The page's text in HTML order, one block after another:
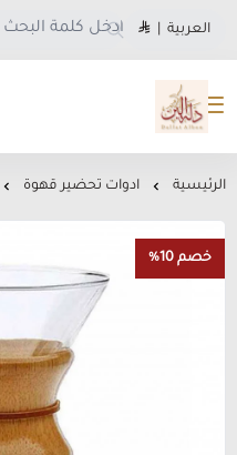
العربية
متجر دلة البن
الرئيسية ادوات تحضير قهوة
خصم 10%